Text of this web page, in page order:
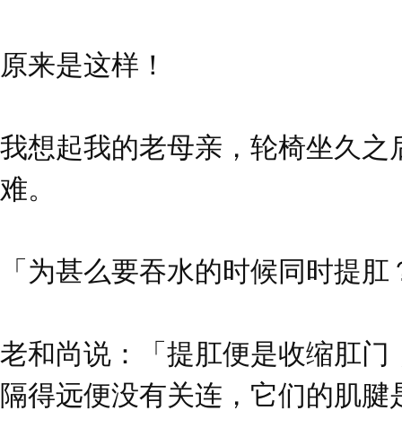
原来是这样！
我想起我的老母亲，轮椅坐久之
难。
「为甚么要吞水的时候同时提
老和尚说：「提肛便是收缩肛门
隔得远便没有关连，它们的肌腱